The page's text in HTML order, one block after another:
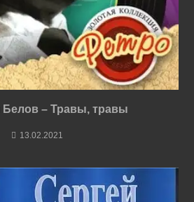
Белов – Травы, травы
13.02.2021